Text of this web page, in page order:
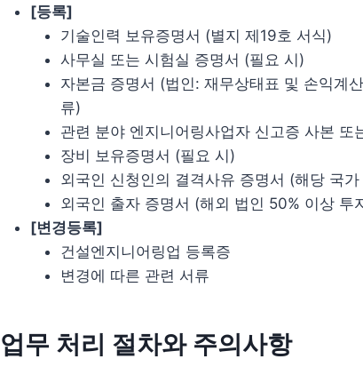
[등록]
기술인력 보유증명서 (별지 제19호 서식)
사무실 또는 시험실 증명서 (필요 시)
자본금 증명서 (법인: 재무상태표 및 손익계
류)
관련 분야 엔지니어링사업자 신고증 사본
장비 보유증명서 (필요 시)
외국인 신청인의 결격사유 증명서 (해당 국
외국인 출자 증명서 (해외 법인 50% 이상 투
[변경등록]
건설엔지니어링업 등록증
변경에 따른 관련 서류
업무 처리 절차와 주의사항